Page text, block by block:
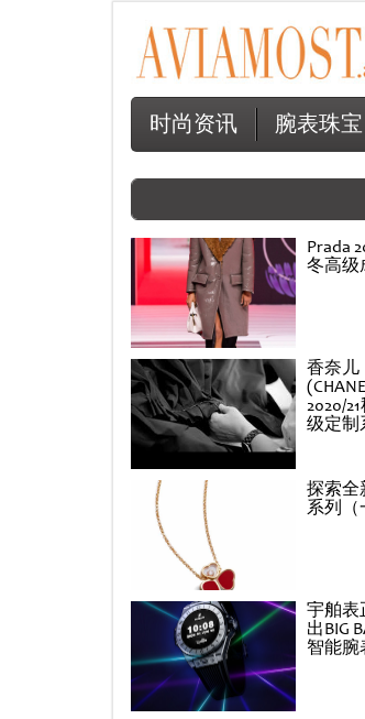
时尚资讯 腕表珠宝
Prada
冬高级
香奈儿
2020/
级定制
探索全
系列（
宇舶表
出BIG
智能腕